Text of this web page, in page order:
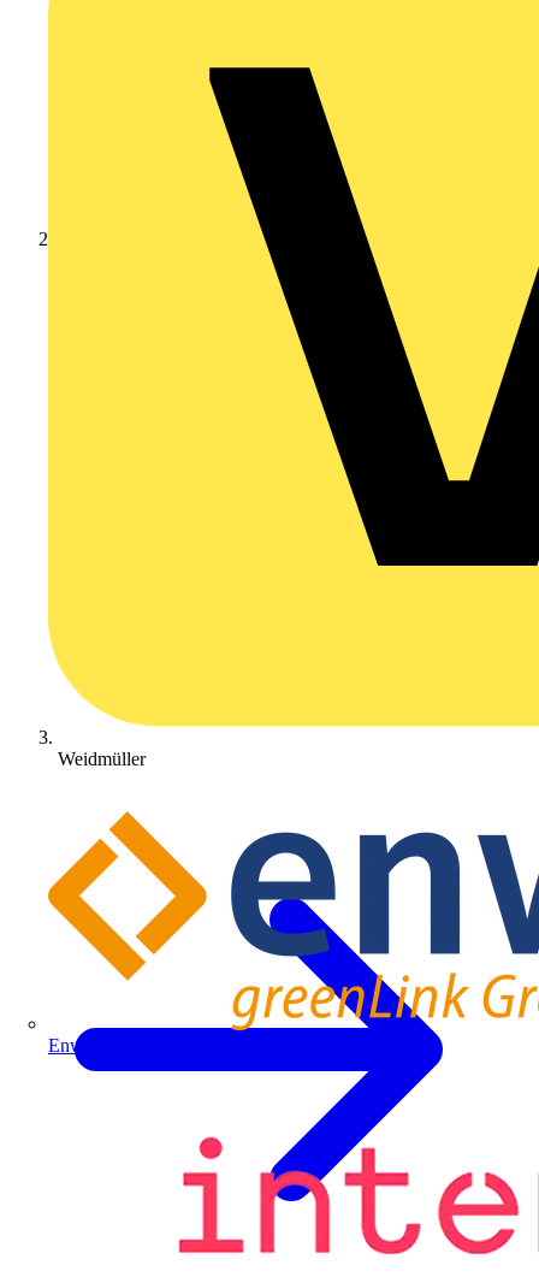
Enwitec
Weidmüller